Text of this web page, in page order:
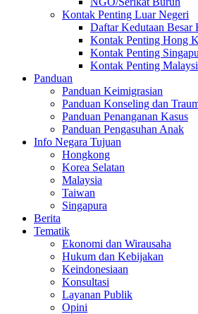
Kontak Penting Luar Negeri
Daftar Kedutaan
Kontak Penting Hong
Kontak Penting
Kontak Penting
Panduan
Panduan Keimigrasian
Panduan Konseling dan
Panduan Penanganan Kasus
Panduan Pengasuhan Anak
Info Negara Tujuan
Hongkong
Korea Selatan
Malaysia
Taiwan
Singapura
Berita
Tematik
Ekonomi dan Wirausaha
Hukum dan Kebijakan
Keindonesiaan
Konsultasi
Layanan Publik
Opini